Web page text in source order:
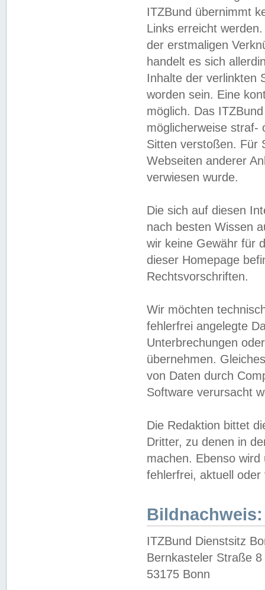
ITZBund übernimmt
Links erreicht
der erstmaligen
handelt es sich
Inhalte der verlinkten
worden sein. Eine
möglich. Das
möglicherweise straf-
Sitten verstoßen. Für
Webseiten anderer
verwiesen wurde.
Die sich auf diesen
nach besten Wissen
wir keine Gewähr für
dieser Homepage
Rechtsvorschriften.
Wir möchten
fehlerfrei angelegte
Unterbrechungen
übernehmen.
von Daten durch
Software verursacht
Die Redaktion bittet
Dritter, zu denen in
machen. Ebenso
fehlerfrei, aktuell oder
Bildnachweis:
ITZBund Dienstsitz
Bernkasteler Straße 8
53175 Bonn